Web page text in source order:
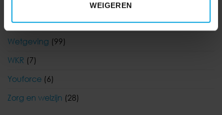
WEIGEREN
WAB(19)
Wetgeving (99)
WKR (7)
Youforce (6)
Zorg en welzijn (28)